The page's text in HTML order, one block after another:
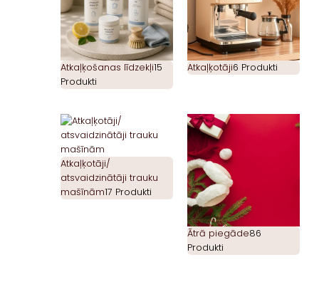
Atkaļķošanas līdzekļi15
Produkti
Atkaļķotāji6 Produkti
Atkaļķotāji/
atsvaidzinātāji trauku
mašīnām17 Produkti
Ātrā piegāde86
Produkti